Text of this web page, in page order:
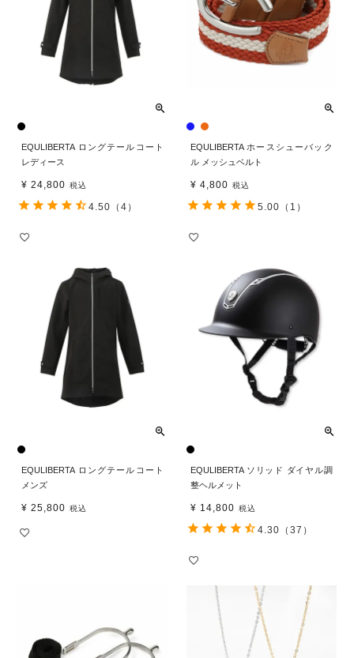
EQULIBERTA ロングテールコート
レディース
¥ 24,800 税込
4.50 （4）
EQULIBERTA ホースシューバック
ル メッシュベルト
¥ 4,800 税込
5.00 （1）
EQULIBERTA ロングテールコート
メンズ
¥ 25,800 税込
EQULIBERTA ソリッド ダイヤル調
整ヘルメット
¥ 14,800 税込
4.30 （37）